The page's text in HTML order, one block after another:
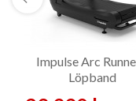
Impulse Arc
Löpband